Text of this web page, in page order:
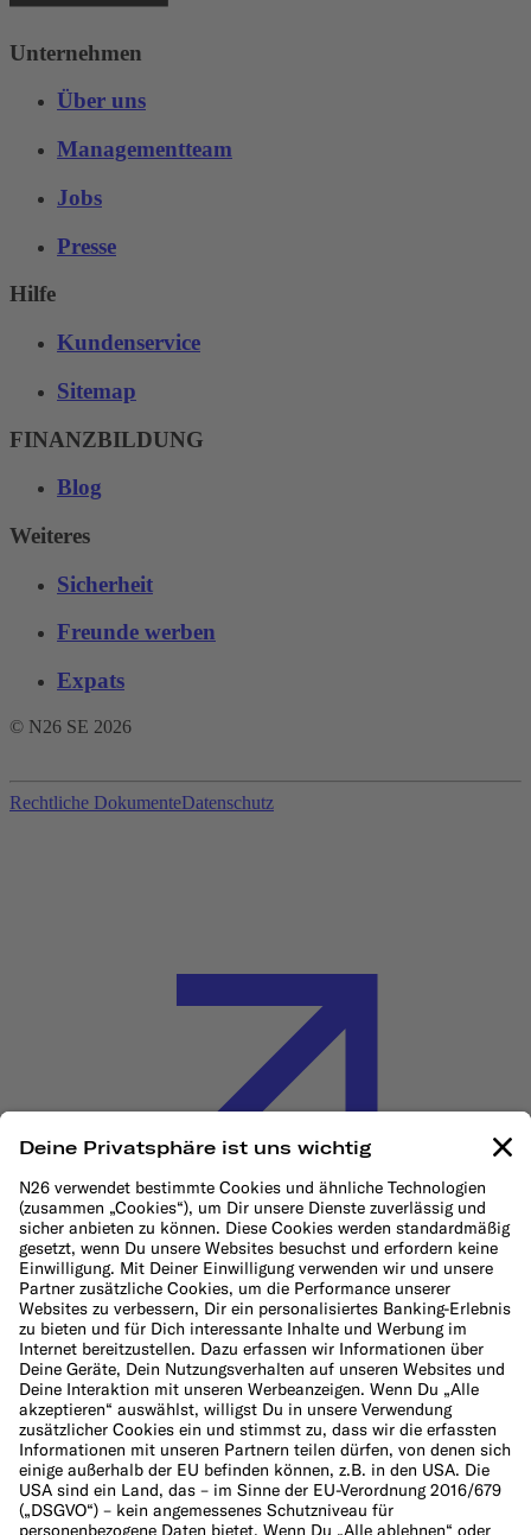
Unternehmen
Über uns
Managementteam
Jobs
Presse
Hilfe
Kundenservice
Sitemap
FINANZBILDUNG
Blog
Weiteres
Sicherheit
Freunde werben
Expats
© N26 SE 2026
Rechtliche DokumenteDatenschutz
Cookie-Richtlinie